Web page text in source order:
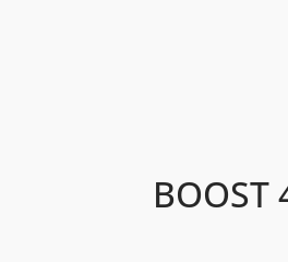
BOOST